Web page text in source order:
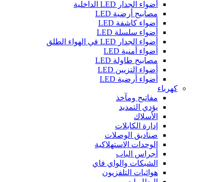
أضواء الجدار LED الداخلية
مصابيح أرضية LED
أضواء كاشفة LED
أضواء سلسلة LED
أضواء الجدار LED في الهواء الطلق
أضواء أمنية LED
مصابيح طاولة LED
أضواء التزيين LED
أضواء أرضية LED
كهرباء
مفاتيح ومآخذ
يؤدي التمديد
الأسلاك
إدارة الكابلات
صناديق الوصلات
الوحدات الاستهلاكية
أجراس الباب
الشبكات والواي فاي
هوائيات التلفزيون